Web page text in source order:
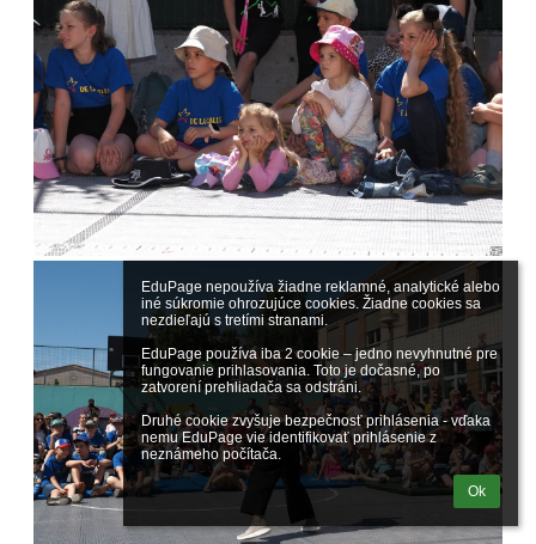
EduPage nepoužíva žiadne reklamné, analytické alebo
iné súkromie ohrozujúce cookies. Žiadne cookies sa
nezdieľajú s tretími stranami.
EduPage používa iba 2 cookie – jedno nevyhnutné pre
fungovanie prihlasovania. Toto je dočasné, po
zatvorení prehliadača sa odstráni.
Druhé cookie zvyšuje bezpečnosť prihlásenia - vďaka
nemu EduPage vie identifikovať prihlásenie z
neznámeho počítača.
Ok